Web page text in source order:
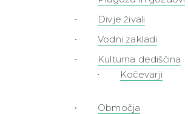
Divje živali
Vodni zakladi
Kulturna dediščina
Kočevarji
Območja